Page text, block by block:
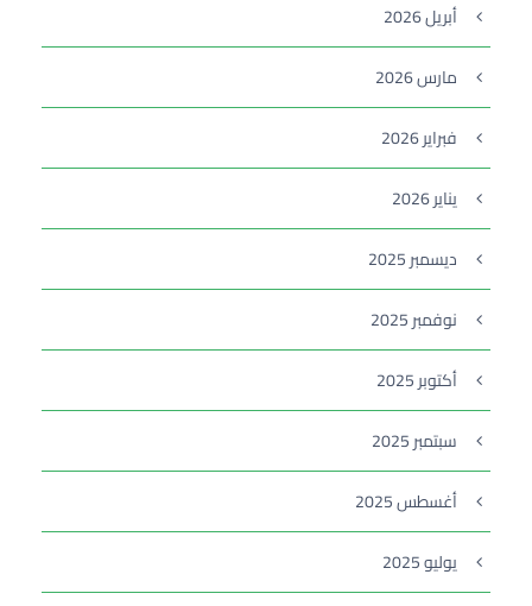
أبريل 2026
مارس 2026
فبراير 2026
يناير 2026
ديسمبر 2025
نوفمبر 2025
أكتوبر 2025
سبتمبر 2025
أغسطس 2025
يوليو 2025